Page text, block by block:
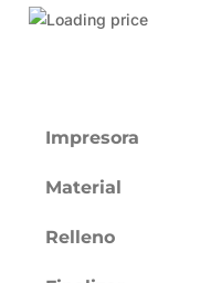
Impresora
Material
Relleno